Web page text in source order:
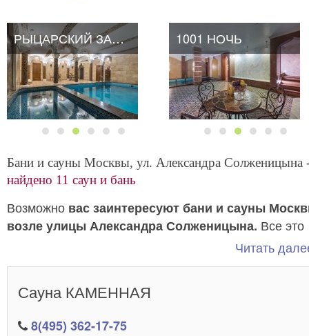
РЫЦАРСКИЙ ЗАМОК 1001 НОЧЬ
Бани и сауны Москвы, ул. Александра Солженицына
найдено 11 саун и бань
Возможно вас заинтересуют бани и сауны
возле улицы Александра Солженицына. Все это
качественные заведения с полным разнообразием
Читать
Сауна КАМЕННАЯ
8(495) 362-17-75